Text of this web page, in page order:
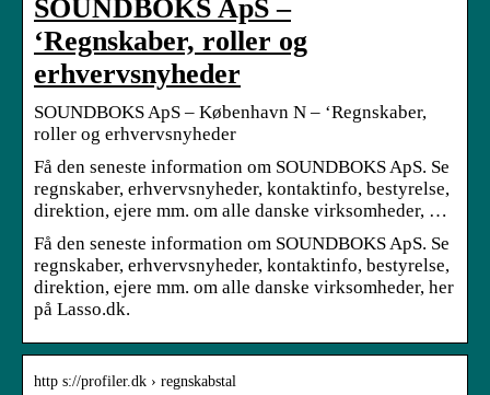
SOUNDBOKS ApS –
‘Regnskaber, roller og
erhvervsnyheder
SOUNDBOKS ApS – København N – ‘Regnskaber,
roller og erhvervsnyheder
Få den seneste information om SOUNDBOKS ApS. Se
regnskaber, erhvervsnyheder, kontaktinfo, bestyrelse,
direktion, ejere mm. om alle danske virksomheder, …
Få den seneste information om SOUNDBOKS ApS. Se
regnskaber, erhvervsnyheder, kontaktinfo, bestyrelse,
direktion, ejere mm. om alle danske virksomheder, her
på Lasso.dk.
http s://profiler.dk › regnskabstal